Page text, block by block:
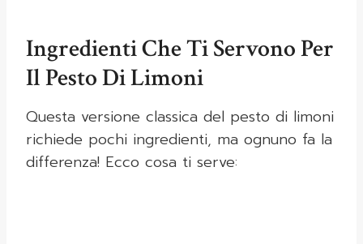
Ingredienti Che Ti Servono Per
Il Pesto Di Limoni
Questa versione classica del pesto di limoni
richiede pochi ingredienti, ma ognuno fa la
differenza! Ecco cosa ti serve: